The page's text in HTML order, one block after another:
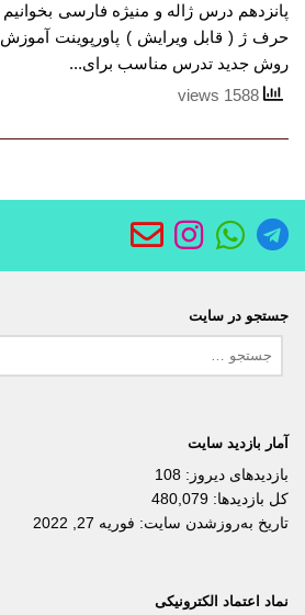
پانزدهم درس ژاله و منیژه فارسی
حرف ژ ( قابل ویرایش ) پاورپوینت
روش جدید تدرس مناسب برای...
جستجو در سایت
آمار بازدید سایت
بازدیدهای دیروز: 108
کل بازدیدها: 480,079
تاریخ به‌روزشدن سایت: فوریه 27, 2022
نماد اعتماد الکترونیکی